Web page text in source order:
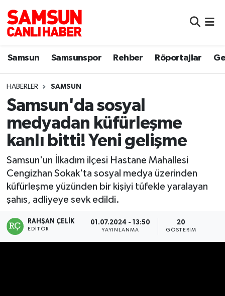
Samsun Samsunspor Rehber Röportajlar
HABERLER SAMSUN
Samsun'da sosyal
medyadan küfürleşme
kanlı bitti! Yeni gelişme
Samsun'un İlkadım ilçesi Hastane Mahallesi
Cengizhan Sokak'ta sosyal medya üzerinden
küfürleşme yüzünden bir kişiyi tüfekle yaralayan
şahıs, adliyeye sevk edildi.
RAHŞAN ÇELIK
EDITÖR
01.07.2024 - 13:50
YAYINLANMA
20
GÖSTERIM
Samsun
Sokak Röportajları
Genel
Dünya
Sağlık
Yemek
Manşet Haberi
Samsun Nöbetçi Eczaneler
Samsun Hava Durumu
Samsun Namaz Vakitleri
Samsun Trafik Yoğunluk Haritası
Süper Lig Puan Durumu ve Fikstür
Son Dakika Haberleri
Haber Arşivi